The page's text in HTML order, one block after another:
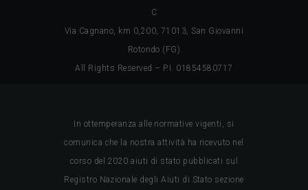
C
Via Cagnano, km 0,200, 71013, San Giovanni
Rotondo (FG)
All Rights Reserved – P.I. 01854580717
In ottemperanza alle normative vigenti, si
comunica che la nostra attività ha ricevuto nel
corso del 2020 aiuti di stato pubblicati sul
Registro Nazionale degli Aiuti di Stato sezione